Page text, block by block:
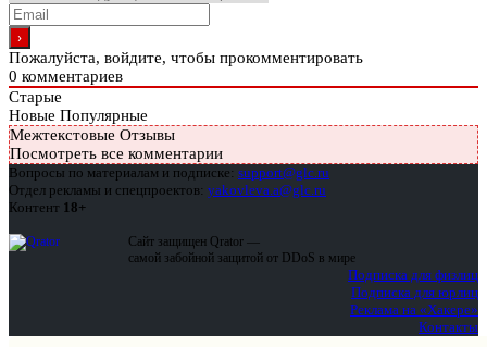
Пожалуйста, войдите, чтобы прокомментировать
0 комментариев
Старые
Новые Популярные
Межтекстовые Отзывы
Посмотреть все комментарии
Вопросы по материалам и подписке: support@glc.ru
Отдел рекламы и спецпроектов: yakovleva.a@glc.ru
Контент 18+
Сайт защищен Qrator —
самой забойной защитой от DDoS в мире
Подписка для физлиц
Подписка для юрлиц
Реклама на «Хакере»
Контакты